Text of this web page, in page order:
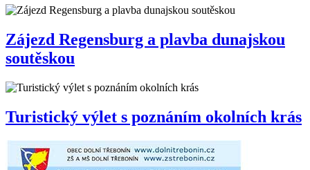
Zájezd Regensburg a plavba dunajskou
soutěskou
Turistický výlet s poznáním okolních krás